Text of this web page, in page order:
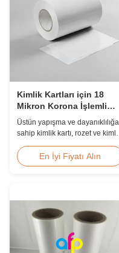
Kimlik Kartları için 18
Mikron Korona İşlemli
Mat PET Laminasyon
Filmi
Üstün yapışma ve dayanıklılığa
sahip kimlik kartı, rozet ve kimlik
olarak tasarlanmış, ≥150 MPa
yüksek gerilme mukavemetine
En İyi Fiyatı Alın